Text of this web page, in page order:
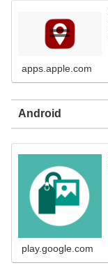
apps.apple.com
Android
play.google.com